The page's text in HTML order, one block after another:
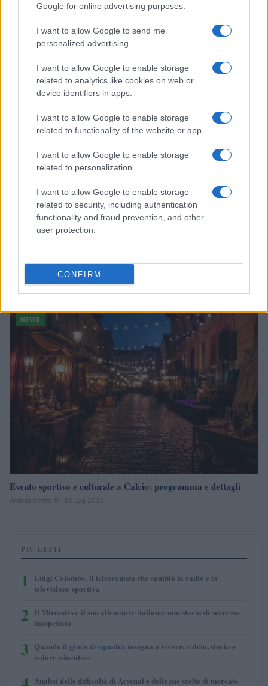
Google for online advertising purposes.
I want to allow Google to send me
personalized advertising.
I want to allow Google to enable storage
related to analytics like cookies on web or
device identifiers in apps.
I want to allow Google to enable storage
related to functionality of the website or app.
I want to allow Google to enable storage
related to personalization.
I want to allow Google to enable storage
related to security, including authentication
functionality and fraud prevention, and other
user protection.
CONFIRM
CSI Bergamo: Tra Corsi, Eventi e Protezione dei Dati
Francesca Lombardi · 29 Lug 2026
Quando il gioco di squadra insegna a vivere: calcio, storia e
valore educativo
Francesca Lombardi · 27 Lug 2026
NEWS
Evento sportivo e culturale a Calcio: programma e dettagli
Andrea Conforti · 26 Lug 2026
PIÙ LETTI
1
Luigi Colombo, il telecronista che cambiò la radio e la
televisione sportiva
2 Il Mirandés e il suo allenatore italiano: una storia di successo
inaspettato
3 Quando il gioco di squadra insegna a vivere: calcio, storia e
valore educativo
Analisi delle difficoltà di Arsenal e delle sue scelte di mercato